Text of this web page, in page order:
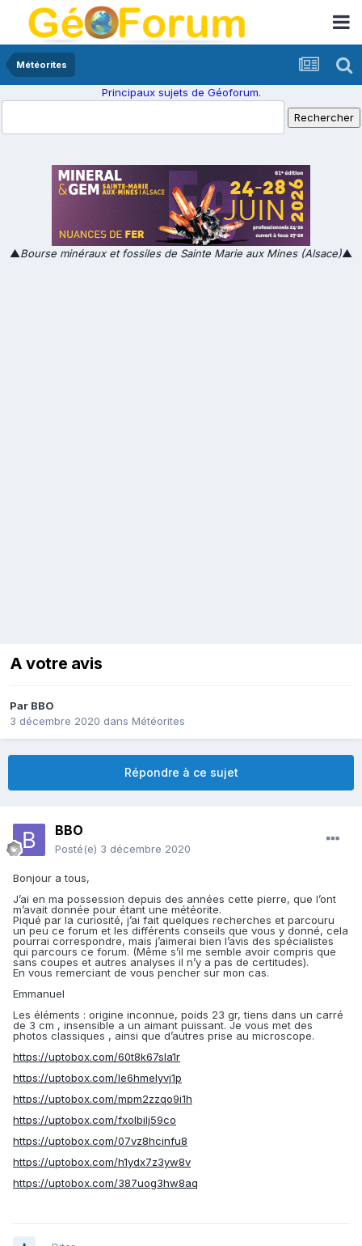
Météorites
Principaux sujets de Géoforum.
▲Bourse minéraux et fossiles de Sainte Marie aux Mines (Alsace)▲
A votre avis
Par BBO
3 décembre 2020 dans Météorites
Répondre à ce sujet
BBO
Posté(e) 3 décembre 2020
Bonjour a tous,
J’ai en ma possession depuis des années cette pierre, que l’ont
m’avait donnée pour étant une météorite.
Piqué par la curiosité, j’ai fait quelques recherches et parcouru
un peu ce forum et les différents conseils que vous y donné, cela
pourrai correspondre, mais j’aimerai bien l’avis des spécialistes
qui parcours ce forum. (Même s’il me semble avoir compris que
sans coupes et autres analyses il n’y a pas de certitudes).
En vous remerciant de vous pencher sur mon cas.
Emmanuel
Les éléments : origine inconnue, poids 23 gr, tiens dans un carré
de 3 cm , insensible a un aimant puissant. Je vous met des
photos classiques , ainsi que d’autres prise au microscope.
https://uptobox.com/60t8k67sla1r
https://uptobox.com/le6hmelyvj1p
https://uptobox.com/mpm2zzqo9i1h
https://uptobox.com/fxolbilj59co
https://uptobox.com/07vz8hcinfu8
https://uptobox.com/h1ydx7z3yw8v
https://uptobox.com/387uog3hw8aq